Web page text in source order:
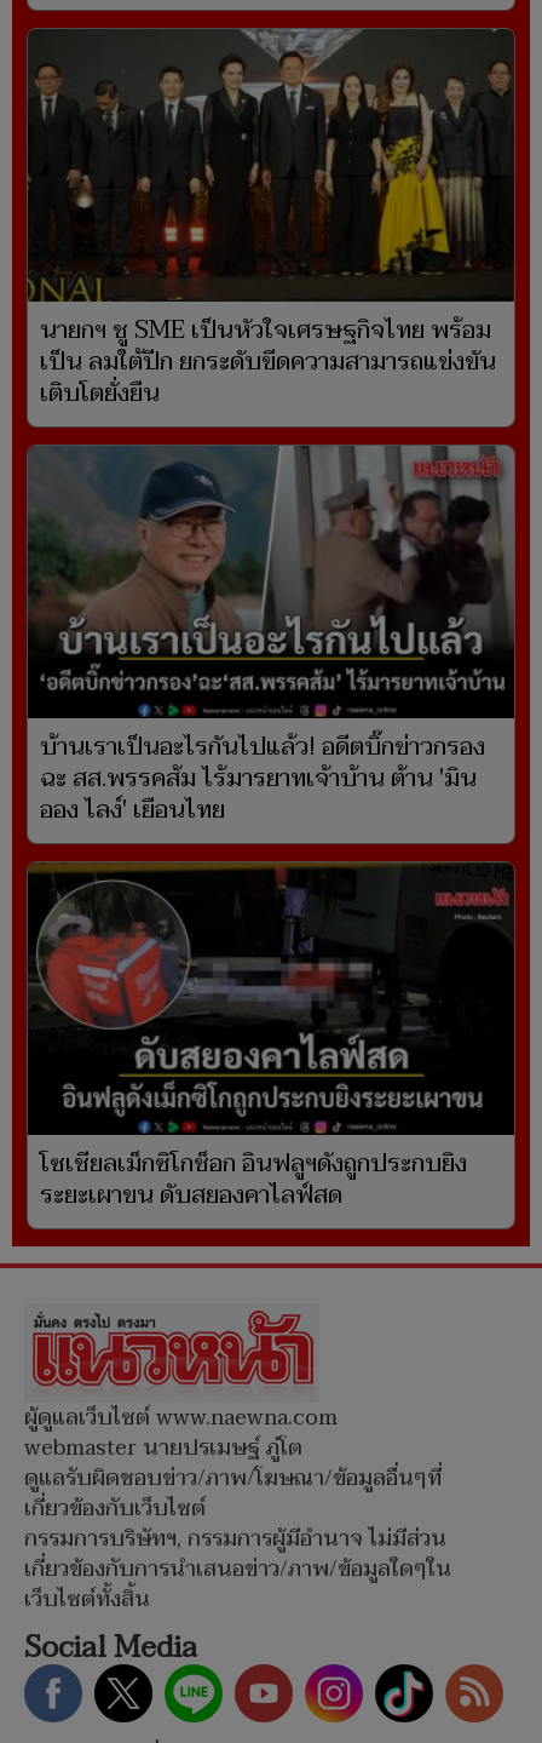
นายกฯ ชู SME เป็นหัวใจเศรษฐกิจไทย พร้อม
เป็น ลมใต้ปีก ยกระดับขีดความสามารถแข่งขัน
เติบโตยั่งยืน
บ้านเราเป็นอะไรกันไปแล้ว! อดีตบิ๊กข่าวกรอง
ฉะ สส.พรรคส้ม ไร้มารยาทเจ้าบ้าน ต้าน 'มิน
ออง ไลง์' เยือนไทย
โซเชียลเม็กซิโกช็อก อินฟลูฯดังถูกประกบยิง
ระยะเผาขน ดับสยองคาไลฟ์สด
ผู้ดูแลเว็บไซต์ www.naewna.com
webmaster นายปรเมษฐ์ ภู่โต
ดูแลรับผิดชอบข่าว/ภาพ/โฆษณา/ข้อมูลอื่นๆที่
เกี่ยวข้องกับเว็บไซต์
กรรมการบริษัทฯ, กรรมการผู้มีอำนาจ ไม่มีส่วน
เกี่ยวข้องกับการนำเสนอข่าว/ภาพ/ข้อมูลใดๆใน
เว็บไซต์ทั้งสิ้น
Social Media